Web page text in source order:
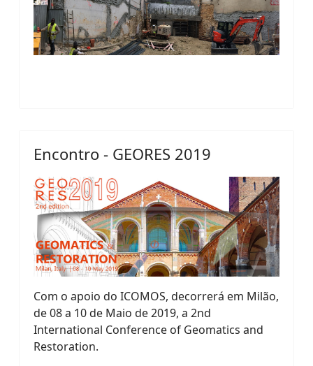
Encontro - GEORES 2019
Com o apoio do ICOMOS, decorrerá em Milão,
de 08 a 10 de Maio de 2019, a 2nd
International Conference of Geomatics and
Restoration.